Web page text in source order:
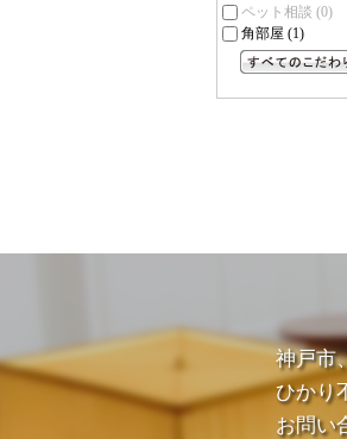
ペット相談 (0)
角部屋 (1)
神戸市
ひかり
お問い